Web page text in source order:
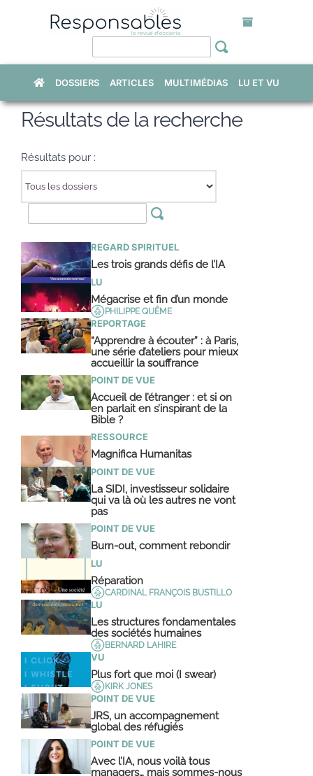
DOSSIERS ARTICLES MULTIMÉDIAS LU ET VU
Résultats de la recherche
Résultats pour :
REGARD SPIRITUEL
Les trois grands défis de l’IA
LU
Mégacrise et fin d’un monde
PHILIPPE QUÊME
REPORTAGE
“Apprendre à écouter” : à Paris,
une série d’ateliers pour mieux
accueillir la souffrance
POINT DE VUE
Accueil de l’étranger : et si on
en parlait en s’inspirant de la
Bible ?
RESSOURCE
Magnifica Humanitas
POINT DE VUE
La SIDI, investisseur solidaire
qui va là où les autres ne vont
pas
POINT DE VUE
Burn-out, comment rebondir
LU
Réparation
CARDINAL FRANÇOIS BUSTILLO
LU
Les structures fondamentales
des sociétés humaines
BERNARD LAHIRE
VU
Plus fort que moi (I swear)
KIRK JONES
POINT DE VUE
JRS, un accompagnement
global des réfugiés
POINT DE VUE
Avec l’IA, nous voilà tous
managers… mais sommes-nous